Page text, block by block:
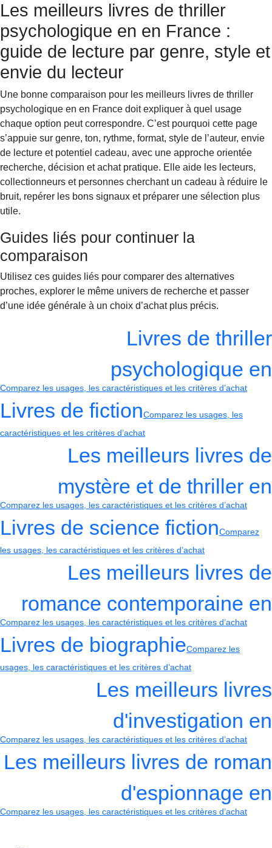
Books & Dreams
fiction
Romance Biographie
Les meilleurs livres de thriller
psychologique en en France :
guide de lecture par genre, style et
envie du lecteur
Une bonne comparaison pour les meilleurs livres de thriller
psychologique en en France doit expliquer à quel usage
chaque option peut correspondre. C’est pourquoi cette page
s’appuie sur genre, ton, rythme, format, style de l’auteur, envie
de lecture et potentiel cadeau, avec une approche orientée
recherche, décision et achat pratique. Elle aide les lecteurs,
collectionneurs et personnes cherchant un cadeau à réduire le
bruit, repérer les bons signaux et préparer une sélection plus
utile.
Guides liés pour continuer la
comparaison
Utilisez ces guides liés pour comparer des alternatives
proches, explorer le même univers de recherche et passer
d’une idée générale à un choix d’achat plus précis.
Livres de thriller
psychologique en
Comparez les usages, les caractéristiques et les critères d’achat
Livres de fictionComparez les usages, les
caractéristiques et les critères d’achat
Les meilleurs livres de
mystère et de thriller en
Comparez les usages, les caractéristiques et les critères d’achat
Livres de science fictionComparez
les usages, les caractéristiques et les critères d’achat
Les meilleurs livres de
romance contemporaine en
Comparez les usages, les caractéristiques et les critères d’achat
Livres de biographieComparez les
usages, les caractéristiques et les critères d’achat
Les meilleurs livres
d'investigation en
Comparez les usages, les caractéristiques et les critères d’achat
Les meilleurs livres de roman
d'espionnage en
Comparez les usages, les caractéristiques et les critères d’achat